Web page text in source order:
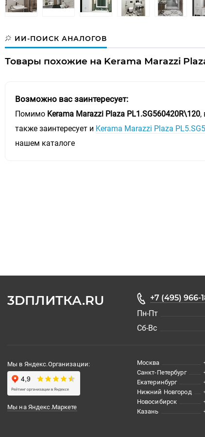
ИИ-ПОИСК АНАЛОГОВ
Товары похожие на Kerama Marazzi
Возможно вас заинтересует:
Помимо Kerama Marazzi Plaza PL1.SG560420R\120,
также заинтересует и Kerama Marazzi Plaza
нашем каталоге
3DПЛИТКА.RU
+7 (495) 966-
Пн-Пт
Сб-Вс
Мы в Яндекс.Организации:
Мы на Яндекс.Маркете
Москва
Санкт-Петербург
Екатеринбург
Нижний Новгород
Новосибирск
Казань